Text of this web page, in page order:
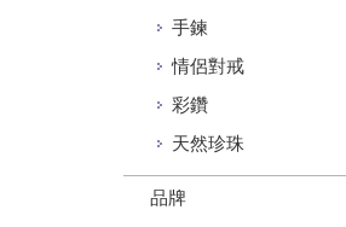
手鍊
情侶對戒
彩鑽
天然珍珠
品牌